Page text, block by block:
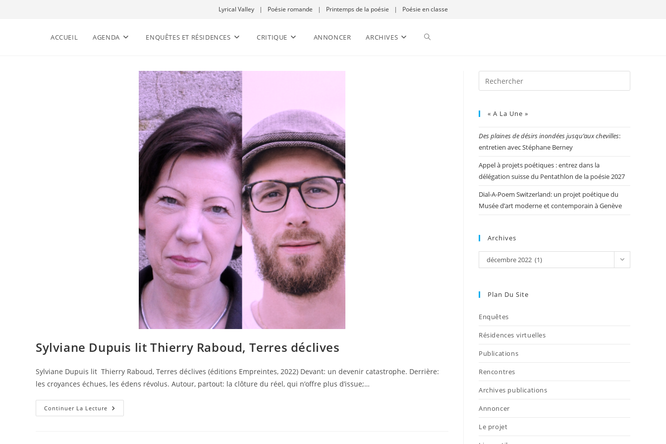
Lyrical Valley | Poésie romande | Printemps de la poésie | Poésie en classe
ACCUEIL AGENDA ENQUÊTES ET RÉSIDENCES CRITIQUE ANNONCER ARCHIVES
Sylviane Dupuis lit Thierry Raboud, Terres déclives
Sylviane Dupuis lit Thierry Raboud, Terres déclives (éditions Empreintes, 2022) Devant: un devenir catastrophe. Derrière:
les croyances échues, les édens révolus. Autour, partout: la clôture du réel, qui n’offre plus d’issue;…
Continuer La Lecture
« A La Une »
Des plaines de désirs inondées jusqu’aux chevilles:
entretien avec Stéphane Berney
Appel à projets poétiques : entrez dans la
délégation suisse du Pentathlon de la poésie 2027
Dial-A-Poem Switzerland: un projet poétique du
Musée d’art moderne et contemporain à Genève
Archives
décembre 2022 (1)
Plan Du Site
Enquêtes
Résidences virtuelles
Publications
Rencontres
Archives publications
Annoncer
Le projet